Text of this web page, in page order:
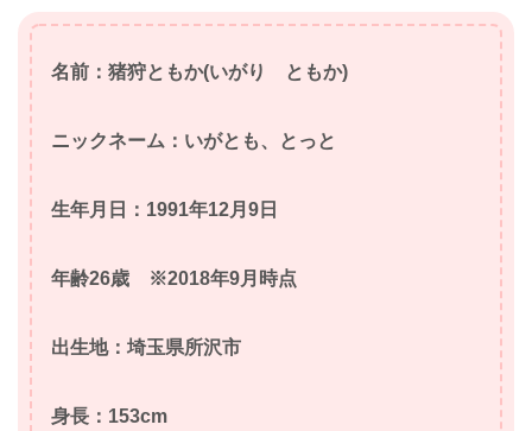
名前：猪狩ともか(いがり ともか)
ニックネーム：いがとも、とっと
生年月日：1991年12月9日
年齢26歳 ※2018年9月時点
出生地：埼玉県所沢市
身長：153cm